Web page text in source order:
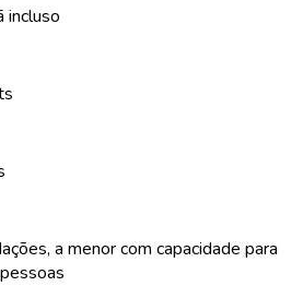
incluso
a menor com capacidade para